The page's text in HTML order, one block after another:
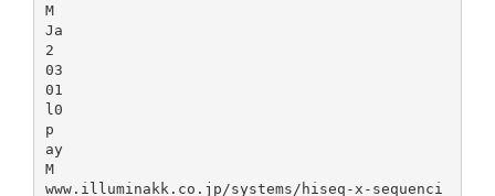
M
Ja
2
03
01
l0
p
ay
M
www.illuminakk.co.jp/systems/hiseq-x-sequenci